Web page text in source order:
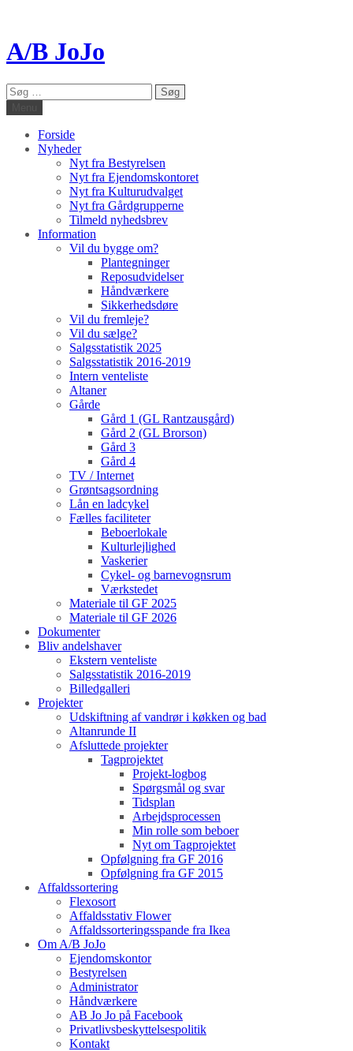
A/B JoJo
Søg
efter:
Forside
Nyheder
Nyt fra Bestyrelsen
Nyt fra Ejendomskontoret
Nyt fra Kulturudvalget
Nyt fra Gårdgrupperne
Tilmeld nyhedsbrev
Information
Vil du bygge om?
Plantegninger
Reposudvidelser
Håndværkere
Sikkerhedsdøre
Vil du fremleje?
Vil du sælge?
Salgsstatistik 2025
Salgsstatistik 2016-2019
Intern venteliste
Altaner
Gårde
Gård 1 (GL Rantzausgård)
Gård 2 (GL Brorson)
Gård 3
Gård 4
TV / Internet
Grøntsagsordning
Lån en ladcykel
Fælles faciliteter
Beboerlokale
Kulturlejlighed
Vaskerier
Cykel- og barnevognsrum
Værkstedet
Materiale til GF 2025
Materiale til GF 2026
Dokumenter
Bliv andelshaver
Ekstern venteliste
Salgsstatistik 2016-2019
Billedgalleri
Projekter
Udskiftning af vandrør i køkken og bad
Altanrunde II
Afsluttede projekter
Tagprojektet
Projekt-logbog
Spørgsmål og svar
Tidsplan
Arbejdsprocessen
Min rolle som beboer
Nyt om Tagprojektet
Opfølgning fra GF 2016
Opfølgning fra GF 2015
Affaldssortering
Flexosort
Affaldsstativ Flower
Affaldssorteringsspande fra Ikea
Om A/B JoJo
Ejendomskontor
Bestyrelsen
Administrator
Håndværkere
AB Jo Jo på Facebook
Privatlivsbeskyttelsespolitik
Kontakt